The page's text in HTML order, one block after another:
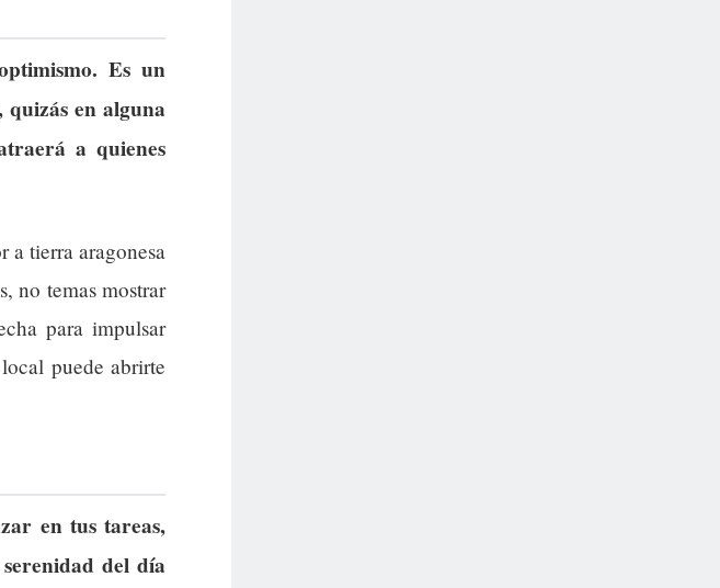
Es un
en alguna
a quienes
a tierra aragonesa
no temas mostrar
para impulsar
puede abrirte
en tus tareas,
del día